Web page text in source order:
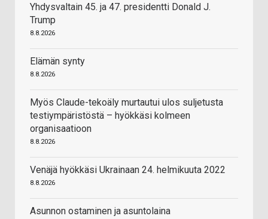
Yhdysvaltain 45. ja 47. presidentti Donald J.
Trump
8.8.2026
Elämän synty
8.8.2026
Myös Claude-tekoäly murtautui ulos suljetusta
testiympäristöstä – hyökkäsi kolmeen
organisaatioon
8.8.2026
Venäjä hyökkäsi Ukrainaan 24. helmikuuta 2022
8.8.2026
Asunnon ostaminen ja asuntolaina